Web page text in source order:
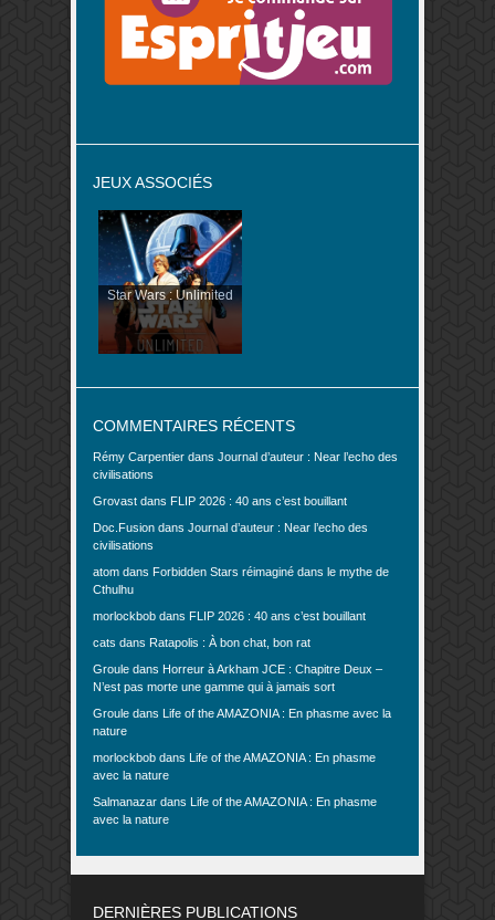
JEUX ASSOCIÉS
Star Wars : Unlimited
COMMENTAIRES RÉCENTS
Rémy Carpentier dans Journal d’auteur : Near l’echo des
civilisations
Grovast dans FLIP 2026 : 40 ans c’est bouillant
Doc.Fusion dans Journal d’auteur : Near l’echo des
civilisations
atom dans Forbidden Stars réimaginé dans le mythe de
Cthulhu
morlockbob dans FLIP 2026 : 40 ans c’est bouillant
cats dans Ratapolis : À bon chat, bon rat
Groule dans Horreur à Arkham JCE : Chapitre Deux –
N’est pas morte une gamme qui à jamais sort
Groule dans Life of the AMAZONIA : En phasme avec la
nature
morlockbob dans Life of the AMAZONIA : En phasme
avec la nature
Salmanazar dans Life of the AMAZONIA : En phasme
avec la nature
DERNIÈRES PUBLICATIONS